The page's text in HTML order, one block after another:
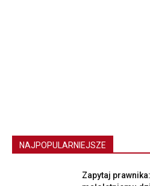
NAJPOPULARNIEJSZE
Zapytaj